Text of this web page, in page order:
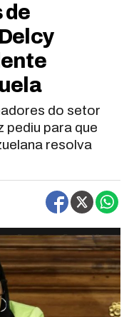
de
do setor
para que
resolva